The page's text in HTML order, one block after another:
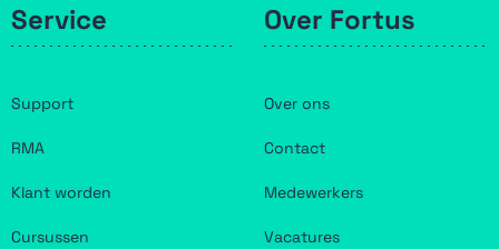
Service
Support
RMA
Klant worden
Cursussen
Over Fortus
Over ons
Contact
Medewerkers
Vacatures